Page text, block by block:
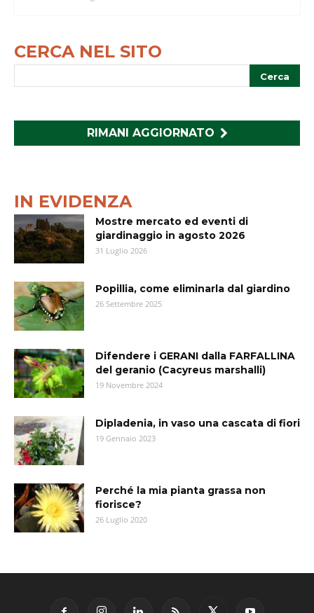
CERCA NEL SITO
RIMANI AGGIORNATO
IN EVIDENZA
Mostre mercato ed eventi di
giardinaggio in agosto 2026
31 Luglio 2026
Popillia, come eliminarla dal giardino
26 Settembre 2025
Difendere i GERANI dalla FARFALLINA
del geranio (Cacyreus marshalli)
19 Novembre 2024
Dipladenia, in vaso una cascata di fiori
19 Gennaio 2023
Perché la mia pianta grassa non
fiorisce?
26 Luglio 2020